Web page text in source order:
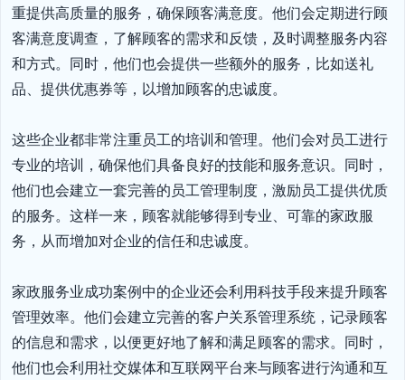
重提供高质量的服务，确保顾客满意度。他们会定期进行顾
客满意度调查，了解顾客的需求和反馈，及时调整服务内容
和方式。同时，他们也会提供一些额外的服务，比如送礼
品、提供优惠券等，以增加顾客的忠诚度。
这些企业都非常注重员工的培训和管理。他们会对员工进行
专业的培训，确保他们具备良好的技能和服务意识。同时，
他们也会建立一套完善的员工管理制度，激励员工提供优质
的服务。这样一来，顾客就能够得到专业、可靠的家政服
务，从而增加对企业的信任和忠诚度。
家政服务业成功案例中的企业还会利用科技手段来提升顾客
管理效率。他们会建立完善的客户关系管理系统，记录顾客
的信息和需求，以便更好地了解和满足顾客的需求。同时，
他们也会利用社交媒体和互联网平台来与顾客进行沟通和互